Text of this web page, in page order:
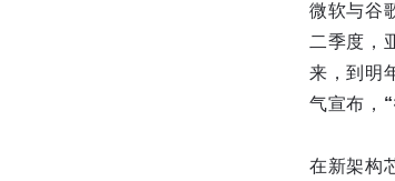
微软与谷
二季度，
来，到明
气宣布，
在新架构